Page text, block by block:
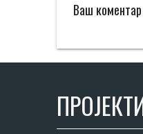
Ваш